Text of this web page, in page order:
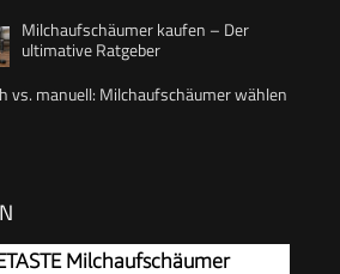
Milchaufschäumer kaufen – Der
ultimative Ratgeber
vs. manuell: Milchaufschäumer wählen
Milchaufschäumer